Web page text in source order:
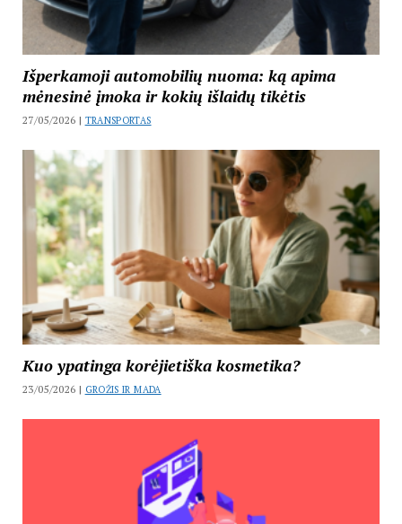
Išperkamoji automobilių nuoma: ką apima
mėnesinė įmoka ir kokių išlaidų tikėtis
27/05/2026 | TRANSPORTAS
Kuo ypatinga korėjietiška kosmetika?
23/05/2026 | GROŽIS IR MADA